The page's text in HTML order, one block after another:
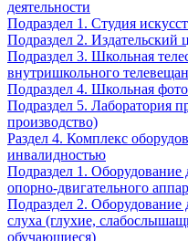
деятельности
Подраздел 1. Студия
Подраздел 2. Издательский
Подраздел 3. Школьная
внутришкольного
Подраздел 4. Школьная
Подраздел 5. Лаборатория
производство)
Раздел 4. Комплекс
инвалидностью
Подраздел 1.
опорно-двигательного
Подраздел 2.
слуха (глухие,
обучающиеся)